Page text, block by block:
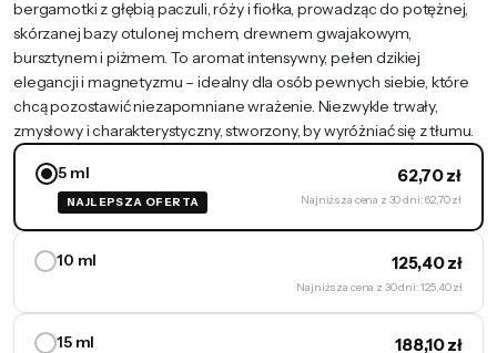
bergamotki z głębią paczuli, róży i fiołka, prowadząc do potężnej,
skórzanej bazy otulonej mchem, drewnem gwajakowym,
bursztynem i piżmem. To aromat intensywny, pełen dzikiej
elegancji i magnetyzmu – idealny dla osób pewnych siebie, które
chcą pozostawić niezapomniane wrażenie. Niezwykle trwały,
zmysłowy i charakterystyczny, stworzony, by wyróżniać się z tłumu.
5 ml
NAJLEPSZA OFERTA
62,70zł
Najniższa cena z 30 dni: 62,70 zł
10 ml 125,40zł
Najniższa cena z 30 dni: 125,40 zł
15 ml 188,10zł